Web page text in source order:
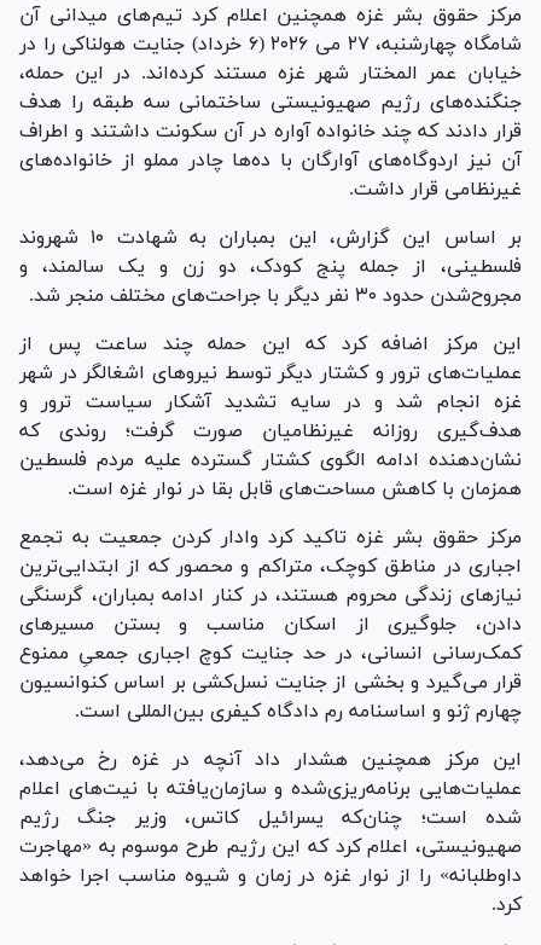
مرکز حقوق بشر غزه همچنین اعلام کرد تیم‌های میدانی آن
شامگاه چهارشنبه، ۲۷ می ۲۰۲۶ (۶ خرداد) جنایت هولناکی را در
خیابان عمر المختار شهر غزه مستند کرده‌اند. در این حمله،
جنگنده‌های رژیم صهیونیستی ساختمانی سه ‌طبقه را هدف
قرار دادند که چند خانواده آواره در آن سکونت داشتند و اطراف
آن نیز اردوگاه‌های آوارگان با ده‌ها چادر مملو از خانواده‌های
غیرنظامی قرار داشت.
بر اساس این گزارش، این بمباران به شهادت ۱۰ شهروند
فلسطینی، از جمله پنج کودک، دو زن و یک سالمند، و
مجروح‌شدن حدود ۳۰ نفر دیگر با جراحت‌های مختلف منجر شد.
این مرکز اضافه کرد که این حمله چند ساعت پس از
عملیات‌های ترور و کشتار دیگر توسط نیروهای اشغالگر در شهر
غزه انجام شد و در سایه تشدید آشکار سیاست ترور و
هدف‌گیری روزانه غیرنظامیان صورت گرفت؛ روندی که
نشان‌دهنده ادامه الگوی کشتار گسترده علیه مردم فلسطین
همزمان با کاهش مساحت‌های قابل بقا در نوار غزه است.
مرکز حقوق بشر غزه تاکید کرد وادار کردن جمعیت به تجمع
اجباری در مناطق کوچک، متراکم و محصور که از ابتدایی‌ترین
نیازهای زندگی محروم هستند، در کنار ادامه بمباران، گرسنگی
دادن، جلوگیری از اسکان مناسب و بستن مسیرهای
کمک‌رسانی انسانی، در حد جنایت کوچ اجباری جمعیِ ممنوع
قرار می‌گیرد و بخشی از جنایت نسل‌کشی بر اساس کنوانسیون
چهارم ژنو و اساسنامه رم دادگاه کیفری بین‌المللی است.
این مرکز همچنین هشدار داد آنچه در غزه رخ می‌دهد،
عملیات‌هایی برنامه‌ریزی‌شده و سازمان‌‌یافته با نیت‌های اعلام‌
شده است؛ چنان‌که یسرائیل کاتس، وزیر جنگ رژیم
صهیونیستی، اعلام کرد که این رژیم طرح موسوم به «مهاجرت
داوطلبانه» را از نوار غزه در زمان و شیوه مناسب اجرا خواهد
کرد.